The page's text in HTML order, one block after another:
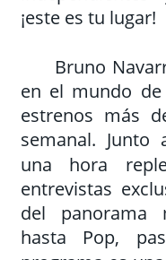
¡este es tu lugar!
Bruno
en el mundo de
estrenos más
semanal. Junto
una
hora
entrevistas
del
panorama
hasta
Pop,